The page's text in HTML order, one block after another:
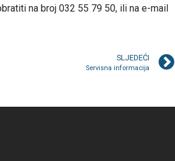
na broj 032 55 79 50, ili na e-mail
SLJEDEĆI
Servisna informacija